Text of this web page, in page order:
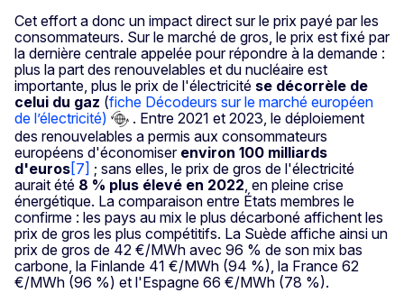
Cet effort a donc un impact direct sur le prix payé par les
consommateurs. Sur le marché de gros, le prix est fixé par
la dernière centrale appelée pour répondre à la demande :
plus la part des renouvelables et du nucléaire est
importante, plus le prix de l'électricité se décorrèle de
celui du gaz (fiche Décodeurs sur le marché européen
de l’électricité)
. Entre 2021 et 2023, le déploiement
des renouvelables a permis aux consommateurs
européens d'économiser environ 100 milliards
d'euros[7] ; sans elles, le prix de gros de l'électricité
aurait été 8 % plus élevé en 2022, en pleine crise
énergétique. La comparaison entre États membres le
confirme : les pays au mix le plus décarboné affichent les
prix de gros les plus compétitifs. La Suède affiche ainsi un
prix de gros de 42 €/MWh avec 96 % de son mix bas
carbone, la Finlande 41 €/MWh (94 %), la France 62
€/MWh (96 %) et l'Espagne 66 €/MWh (78 %).